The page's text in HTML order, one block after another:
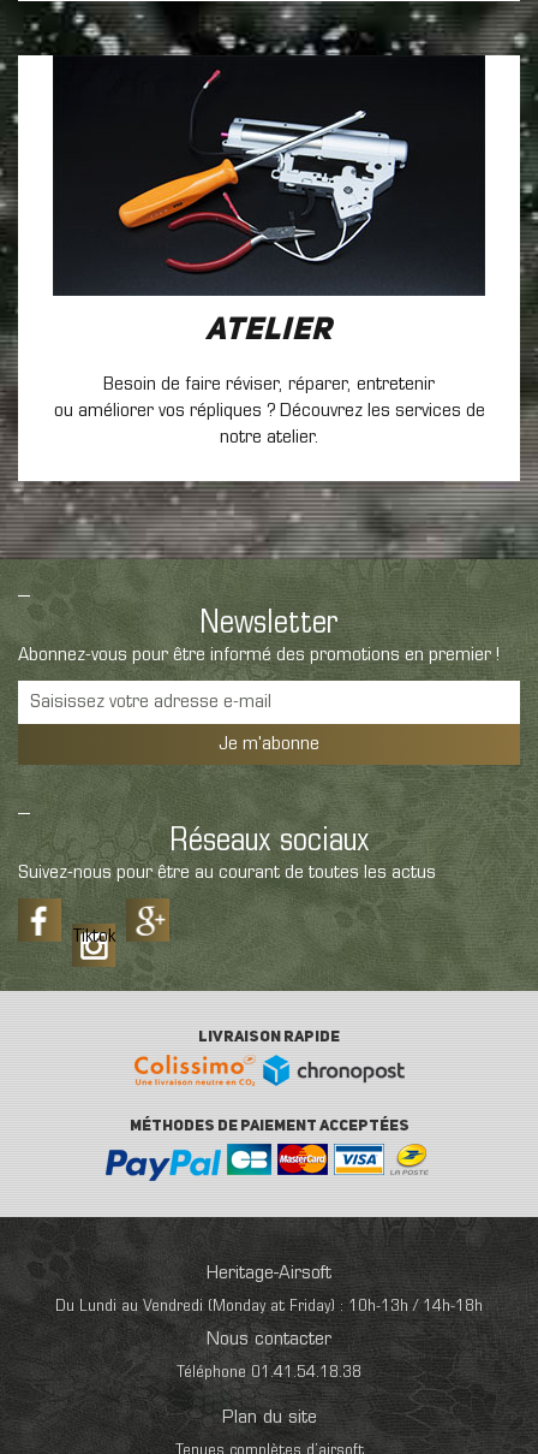
Atelier
Besoin de faire réviser, réparer, entretenir
ou améliorer vos répliques ? Découvrez les services de
notre atelier.
Newsletter
Abonnez-vous pour être informé des promotions en premier !
Je m'abonne
Réseaux sociaux
Suivez-nous pour être au courant de toutes les actus
Tiktok
LIVRAISON RAPIDE
MÉTHODES DE PAIEMENT ACCEPTÉES
Heritage-Airsoft
Du Lundi au Vendredi (Monday at Friday) : 10h-13h / 14h-18h
Nous contacter
Téléphone 01.41.54.18.38
Plan du site